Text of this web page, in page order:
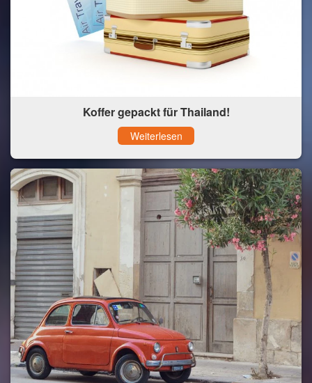
Koffer gepackt für Thailand!
Weiterlesen